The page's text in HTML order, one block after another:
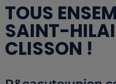
TOUS
SAINT-
CLISSON !